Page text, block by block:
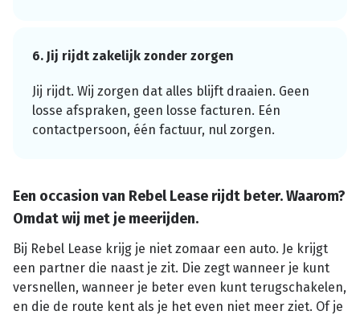
6. Jij rijdt zakelijk zonder zorgen
Jij rijdt. Wij zorgen dat alles blijft draaien. Geen
losse afspraken, geen losse facturen. Eén
contactpersoon, één factuur, nul zorgen.
Een occasion van Rebel Lease rijdt beter. Waarom?
Omdat wij met je meerijden.
Bij Rebel Lease krijg je niet zomaar een auto. Je krijgt
een partner die naast je zit. Die zegt wanneer je kunt
versnellen, wanneer je beter even kunt terugschakelen,
en die de route kent als je het even niet meer ziet. Of je